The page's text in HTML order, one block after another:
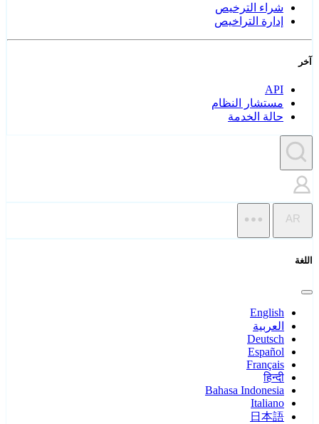
شراء الترخيص
إدارة التراخيص
آخر
API
مستشار النظام
حالة الخدمة
AR
اللغة
English
العربية
Deutsch
Español
Français
हिन्दी
Bahasa Indonesia
Italiano
日本語